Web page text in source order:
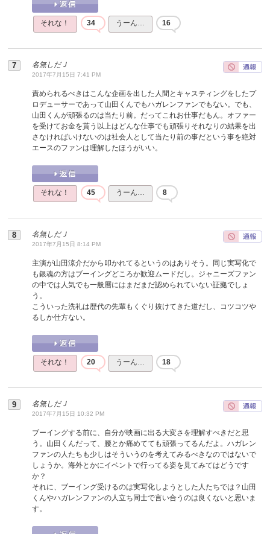
それな！ 34 うーん… 16
名無しだＪ
2017年7月15日 7:41 PM
責められるべきはこんな企画を出した人間とキャスティングをしたプ
ロデューサーであって山田くんでもハガレンファンでもない。でも、
山田くんが頑張るのは当たり前。だってこれお仕事だもん。オファー
を受けてお金を貰う以上はどんな仕事でも頑張りそれなりの結果を出
さなければいけないのは社会人として当たり前の事だという事を絶対
エースのファンは理解したほうがいい。
それな！ 45 うーん… 8
名無しだＪ
2017年7月15日 8:14 PM
主演が山田涼介だから叩かれてるというのはありそう。同じ実写化で
も銀魂の方はブーイングどころか歓迎ムードだし。ジャニーズファン
の中では人気でも一般層にはまだまだ認められていない証拠でしょ
う。
こういった洗礼は歴代の先輩もくぐり抜けてきた道だし、コツコツや
るしか仕方ない。
それな！ 20 うーん… 18
名無しだＪ
2017年7月15日 10:32 PM
ブーイングする前に、自分が映画に出る大変さを理解すべきだと思
う。山田くんだって、腰とか痛めてても頑張ってるんだよ。ハガレン
ファンの人たちも少しはそういうのを考えてみるべきなのではないで
しょうか。海外とかにイベントで行ってる姿を見てみてはどうです
か？
それに、ブーイング受けるのは実写化しようとした人たちでは？山田
くんやハガレンファンの人立ち同士で言い合うのは良くないと思いま
す。